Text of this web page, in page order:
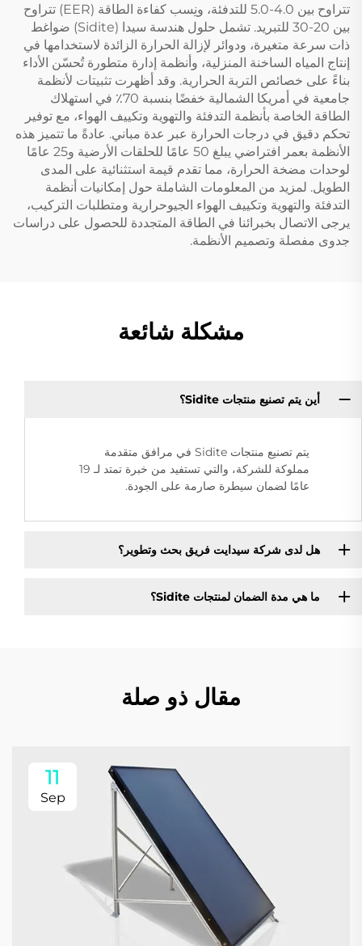
تتراوح بين 4.0-5.0 للتدفئة، ونِسب كفاءة الطاقة (EER) تتراوح
بين 20-30 للتبريد. تشمل حلول هندسة سيدا (Sidite) ضواغط
ذات سرعة متغيرة، ودوائر لإزالة الحرارة الزائدة لاستخدامها في
إنتاج المياه الساخنة المنزلية، وأنظمة إدارة متطورة تُحسّن الأداء
بناءً على خصائص التربة الحرارية. وقد أظهرت تثبيتات لأنظمة
جامعية في أمريكا الشمالية خفضًا بنسبة 70٪ في استهلاك
الطاقة الخاصة بأنظمة التدفئة والتهوية وتكييف الهواء، مع توفير
تحكم دقيق في درجات الحرارة عبر عدة مباني. عادةً ما تتميز هذه
الأنظمة بعمر افتراضي يبلغ 50 عامًا للحلقات الأرضية و25 عامًا
لوحدات مضخة الحرارة، مما تقدم قيمة استثنائية على المدى
الطويل. لمزيد من المعلومات الشاملة حول إمكانيات أنظمة
التدفئة والتهوية وتكييف الهواء الجيوحرارية ومتطلبات التركيب،
يرجى الاتصال بخبرائنا في الطاقة المتجددة للحصول على دراسات
جدوى مفصلة وتصميم الأنظمة.
مشكلة شائعة
أين يتم تصنيع منتجات Sidite؟
يتم تصنيع منتجات Sidite في مرافق متقدمة
مملوكة للشركة، والتي تستفيد من خبرة تمتد لـ 19
عامًا لضمان سيطرة صارمة على الجودة.
هل لدى شركة سيدايت فريق بحث وتطوير؟
ما هي مدة الضمان لمنتجات Sidite؟
مقال ذو صلة
11
Sep